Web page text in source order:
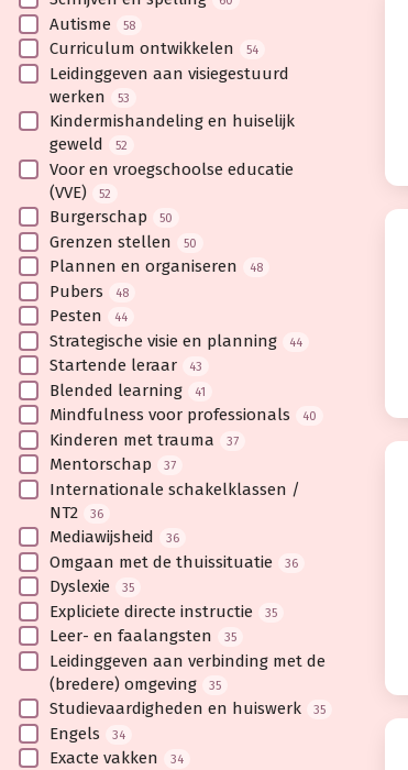
Autisme 58
Curriculum ontwikkelen 54
Leidinggeven aan visiegestuurd
werken
53
Kindermishandeling en huiselijk
geweld
52
Voor en vroegschoolse educatie
(VVE)
52
Burgerschap 50
Grenzen stellen 50
Plannen en organiseren 48
Pubers 48
Pesten 44
Strategische visie en planning 44
Startende leraar 43
Blended learning 41
Mindfulness voor professionals 40
Kinderen met trauma 37
Mentorschap 37
Internationale schakelklassen /
NT2
36
Mediawijsheid 36
Omgaan met de thuissituatie 36
Dyslexie 35
Expliciete directe instructie 35
Leer- en faalangsten 35
Leidinggeven aan verbinding met de
(bredere) omgeving
35
Studievaardigheden en huiswerk 35
Engels 34
Exacte vakken 34